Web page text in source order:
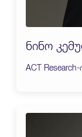
ნინო
ACT